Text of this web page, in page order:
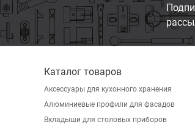
Каталог товаров
Аксессуары для кухонного хранения
Алюминиевые профили для фасадов
Вкладыши для столовых приборов